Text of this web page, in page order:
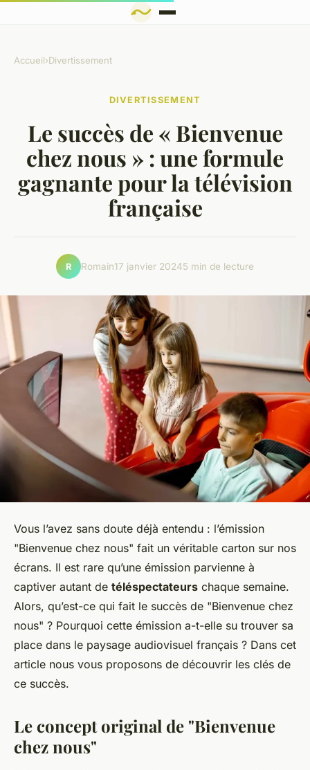
Accueil›Divertissement
DIVERTISSEMENT
Le succès de « Bienvenue
chez nous » : une formule
gagnante pour la télévision
française
R Romain17 janvier 20245 min de lecture
Vous l’avez sans doute déjà entendu : l’émission
"Bienvenue chez nous" fait un véritable carton sur nos
écrans. Il est rare qu’une émission parvienne à
captiver autant de téléspectateurs chaque semaine.
Alors, qu’est-ce qui fait le succès de "Bienvenue chez
nous" ? Pourquoi cette émission a-t-elle su trouver sa
place dans le paysage audiovisuel français ? Dans cet
article nous vous proposons de découvrir les clés de
ce succès.
Le concept original de "Bienvenue
chez nous"